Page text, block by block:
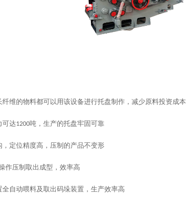
维的物料都可以用该设备进行托盘制作，减少原料投资成本
可达1200吨，生产的托盘牢固可靠
定位精度高，压制的产品不变形
作压制取出成型，效率高
全自动喂料及取出码垛装置，生产效率高